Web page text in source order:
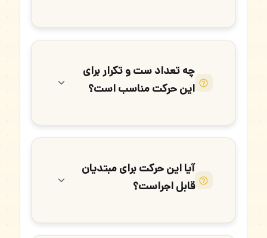
چه تعداد ست و تکرار برای
این حرکت مناسب است؟
آیا این حرکت برای مبتدیان
قابل اجراست؟